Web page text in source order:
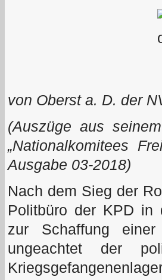
von Oberst a. D. der
(Auszüge aus
„Nationalkomitees
Ausgabe 03-2018)
Nach dem Sieg der
Politbüro der KPD in
zur Schaffung
ungeachtet der